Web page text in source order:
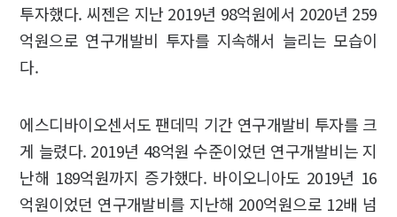
투자했다. 씨젠은 지난 2019년 98억원에서 2020년 259
억원으로 연구개발비 투자를 지속해서 늘리는 모습이
다.
에스디바이오센서도 팬데믹 기간 연구개발비 투자를 크
게 늘렸다. 2019년 48억원 수준이었던 연구개발비는 지
난해 189억원까지 증가했다. 바이오니아도 2019년 16
억원이었던 연구개발비를 지난해 200억원으로 12배 넘